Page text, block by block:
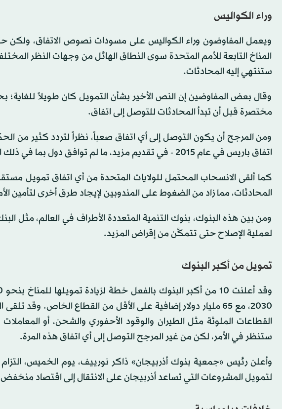
وراء الكواليس
ويعمل المفاوضون وراء الكواليس على مسودات نصوص الاتفاق، ولكن
المناخ التابعة للأمم المتحدة سوى النطاق الهائل من وجهات النظر
ستنتهي إليه المحادثات.
وقال بعض المفاوضين إن النص الأخير بشأن التمويل كان طويلاً
مختصرة قبل أن تبدأ المحادثات للتوصل إلى اتفاق.
ومن المرجح أن يكون التوصل إلى أي اتفاق صعباً، نظراً لتردد كثير من
اتفاق باريس في عام 2015 - في تقديم مزيد، ما لم توافق دول بما في ذلك الصين على الانضمام إليها.
كما ألقى الانسحاب المحتمل للولايات المتحدة من أي اتفاق تمويل
المحادثات، مما زاد من الضغوط على المندوبين لإيجاد طرق أخرى لتأمين
ومن بين هذه البنوك، بنوك التنمية المتعددة الأطراف في العالم، مثل
لعملية الإصلاح حتى تتمكَّن من إقراض المزيد.
تمويل من أكبر البنوك
2030، مع 65 مليار دولار إضافية على الأقل من القطاع الخاص.
القطاعات الملوثة مثل الطيران والوقود الأحفوري والشحن، أو
ستنظر في الأمر، لكن من غير المرجح التوصل إلى أي اتفاق هذه المرة.
لتمويل المشروعات التي تساعد أذربيجان على الانتقال إلى اقتصاد